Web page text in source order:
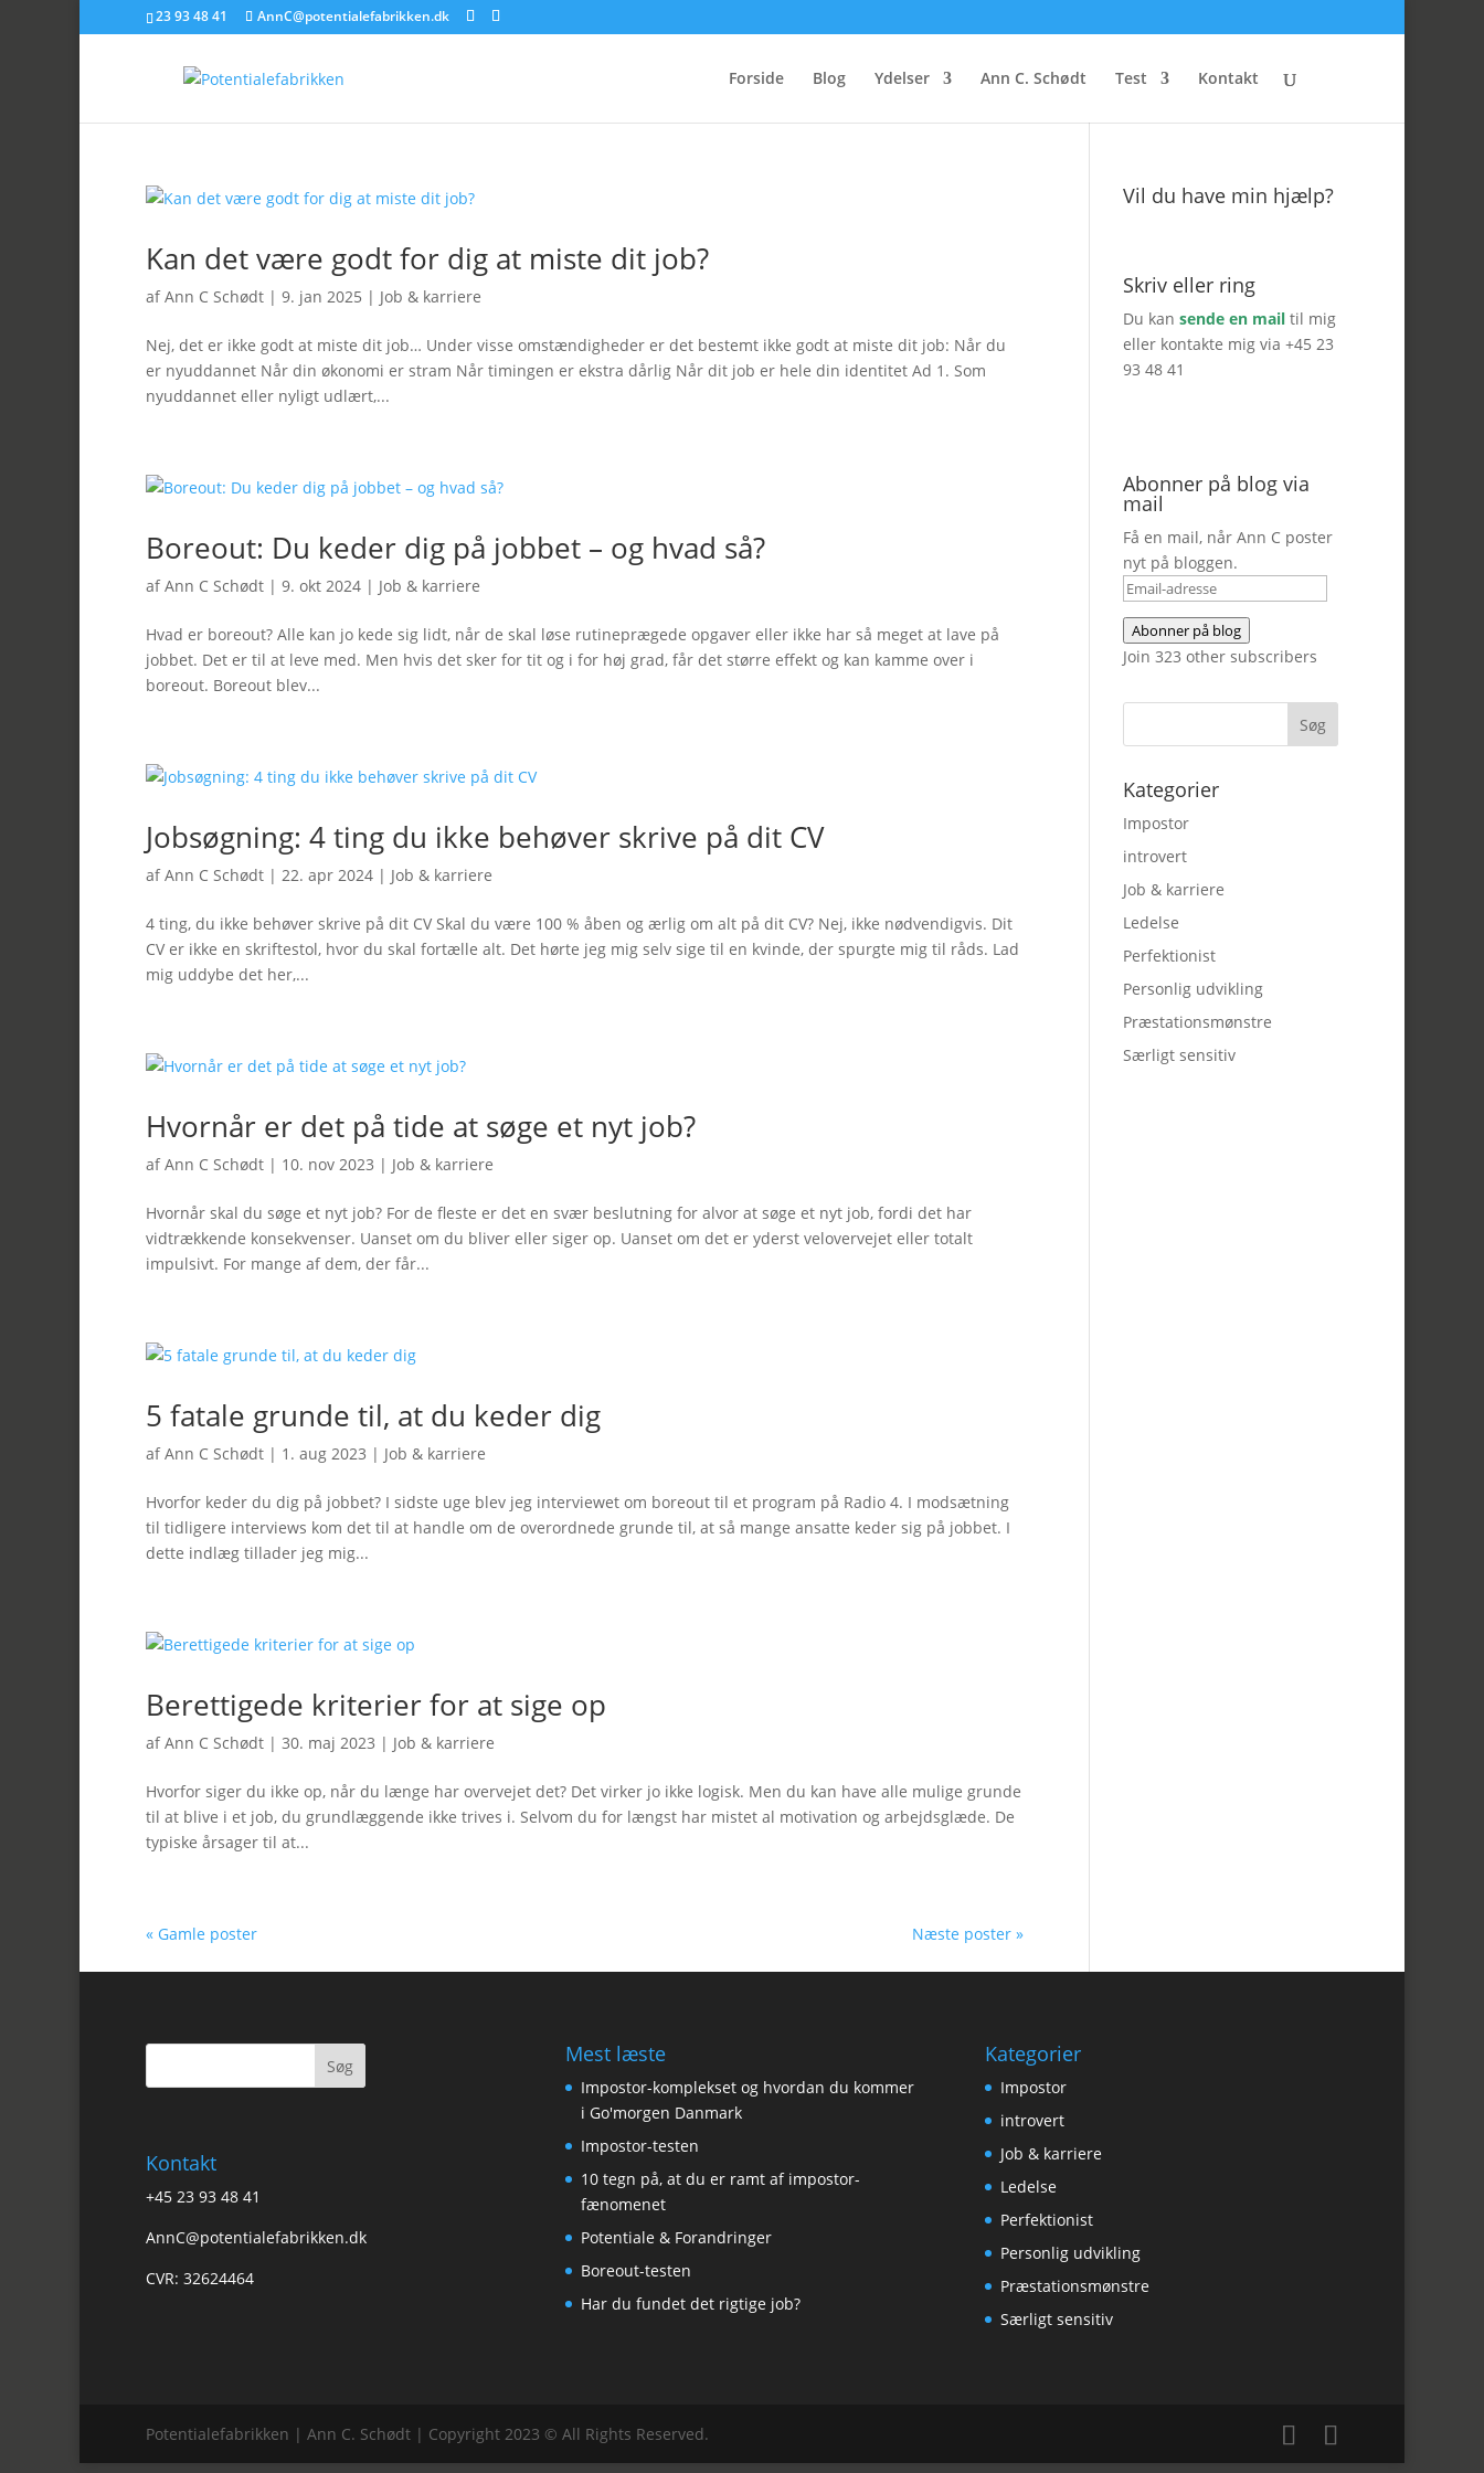
23 93 48 41 AnnC@potentialefabrikken.dk
Forside Blog Ydelser Ann C. Schødt Test Kontakt
Kan det være godt for dig at miste dit job?
afAnn C Schødt | 9. jan 2025 | Job & karriere
Nej, det er ikke godt at miste dit job… Under visse omstændigheder er det bestemt ikke godt at miste dit job: Når du
er nyuddannet Når din økonomi er stram Når timingen er ekstra dårlig Når dit job er hele din identitet Ad 1. Som
nyuddannet eller nyligt udlært,...
Boreout: Du keder dig på jobbet – og hvad så?
afAnn C Schødt | 9. okt 2024 | Job & karriere
Hvad er boreout? Alle kan jo kede sig lidt, når de skal løse rutineprægede opgaver eller ikke har så meget at lave på
jobbet. Det er til at leve med. Men hvis det sker for tit og i for høj grad, får det større effekt og kan kamme over i
boreout. Boreout blev...
Jobsøgning: 4 ting du ikke behøver skrive på dit CV
afAnn C Schødt | 22. apr 2024 | Job & karriere
4 ting, du ikke behøver skrive på dit CV Skal du være 100 % åben og ærlig om alt på dit CV? Nej, ikke nødvendigvis. Dit
CV er ikke en skriftestol, hvor du skal fortælle alt. Det hørte jeg mig selv sige til en kvinde, der spurgte mig til råds. Lad
mig uddybe det her,...
Hvornår er det på tide at søge et nyt job?
afAnn C Schødt | 10. nov 2023 | Job & karriere
Hvornår skal du søge et nyt job? For de fleste er det en svær beslutning for alvor at søge et nyt job, fordi det har
vidtrækkende konsekvenser. Uanset om du bliver eller siger op. Uanset om det er yderst velovervejet eller totalt
impulsivt. For mange af dem, der får...
5 fatale grunde til, at du keder dig
afAnn C Schødt | 1. aug 2023 | Job & karriere
Hvorfor keder du dig på jobbet? I sidste uge blev jeg interviewet om boreout til et program på Radio 4. I modsætning
til tidligere interviews kom det til at handle om de overordnede grunde til, at så mange ansatte keder sig på jobbet. I
dette indlæg tillader jeg mig...
Berettigede kriterier for at sige op
afAnn C Schødt | 30. maj 2023 | Job & karriere
Hvorfor siger du ikke op, når du længe har overvejet det? Det virker jo ikke logisk. Men du kan have alle mulige grunde
til at blive i et job, du grundlæggende ikke trives i. Selvom du for længst har mistet al motivation og arbejdsglæde. De
typiske årsager til at...
« Gamle poster Næste poster »
Vil du have min hjælp?
Skriv eller ring
Du kan sende en mail til mig
eller kontakte mig via +45 23
93 48 41
Abonner på blog via
mail
Få en mail, når Ann C poster
nyt på bloggen.
Email-
adresse
Abonner på blog
Join 323 other subscribers
Kategorier
Impostor
introvert
Job & karriere
Ledelse
Perfektionist
Personlig udvikling
Præstationsmønstre
Særligt sensitiv
Kontakt
+45 23 93 48 41
AnnC@potentialefabrikken.dk
CVR: 32624464
Mest læste
Impostor-komplekset og hvordan du kommer
i Go'morgen Danmark
Impostor-testen
10 tegn på, at du er ramt af impostor-
fænomenet
Potentiale & Forandringer
Boreout-testen
Har du fundet det rigtige job?
Kategorier
Impostor
introvert
Job & karriere
Ledelse
Perfektionist
Personlig udvikling
Præstationsmønstre
Særligt sensitiv
Potentialefabrikken | Ann C. Schødt | Copyright 2023 © All Rights Reserved.